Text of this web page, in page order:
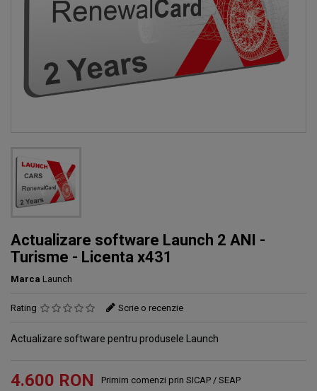
Actualizare software Launch 2 ANI -
Turisme - Licenta x431
Marca Launch
Rating Scrie o recenzie
Actualizare software pentru produsele Launch
4.600 RON Primim comenzi prin SICAP / SEAP